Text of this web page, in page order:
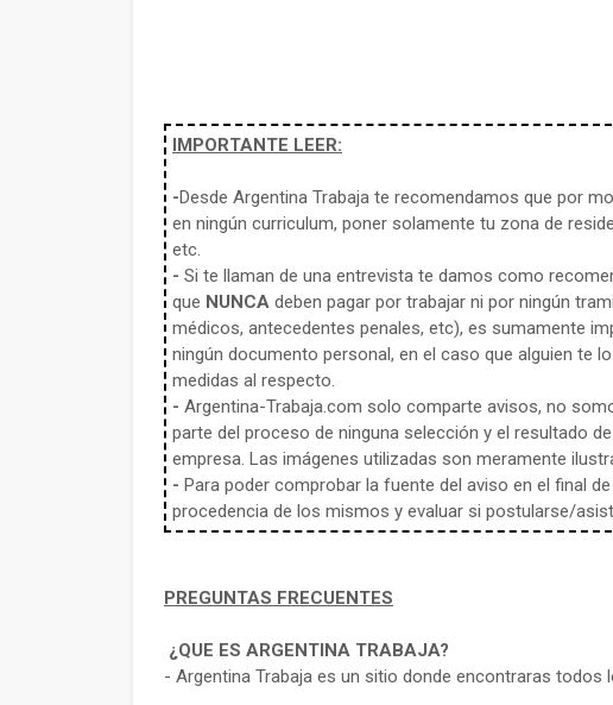
IMPORTANTE LEER:
-Desde Argentina Trabaja te recomendamos que por
en ningún curriculum, poner solamente tu zona de
etc.
- Si te llaman de una entrevista te damos como
que NUNCA deben pagar por trabajar ni por ningún
médicos, antecedentes penales, etc), es sumamente
ningún documento personal, en el caso que alguien te
medidas al respecto.
- Argentina-Trabaja.com solo comparte avisos, no
parte del proceso de ninguna selección y el resultado
empresa. Las imágenes utilizadas son meramente
- Para poder comprobar la fuente del aviso en el final
procedencia de los mismos y evaluar si postularse/
PREGUNTAS FRECUENTES
¿QUE ES ARGENTINA TRABAJA?
- Argentina Trabaja es un sitio donde encontraras